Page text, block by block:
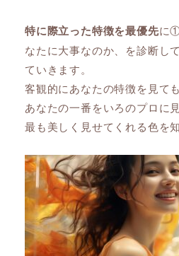
特に際立った特徴を最優先に
なたに大事なのか、を診断し
ていきます。
客観的にあなたの特徴を見て
あなたの一番をいろのプロに
最も美しく見せてくれる色を知